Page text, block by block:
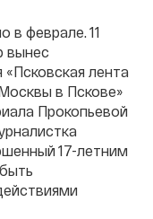
в феврале. 11
вынес
лента
в Пскове»
Прокопьевой
17-летним